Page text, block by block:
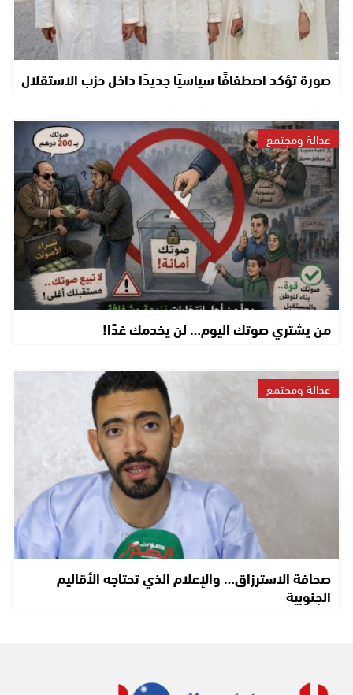
صورة تؤكد اصطفافًا سياسيًا جديدًا داخل حزب الاستقلال
عدالة ومجتمع
من يشتري صوتك اليوم… لن يخدمك غدًا!
عدالة ومجتمع
صحافة الاسترزاق… والإعلام الذي تحتاجه الأقاليم
الجنوبية